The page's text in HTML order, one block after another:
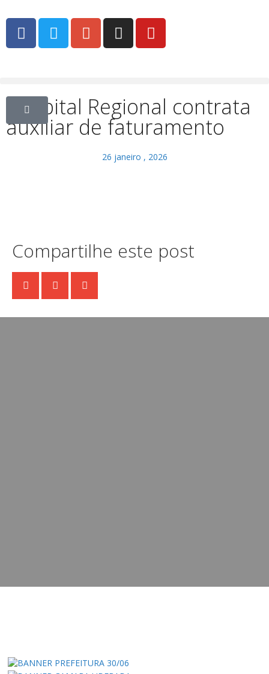
Hospital Regional contrata
auxiliar de faturamento
26 janeiro , 2026
Compartilhe este post